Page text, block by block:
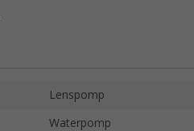
Lenspomp
Waterpomp